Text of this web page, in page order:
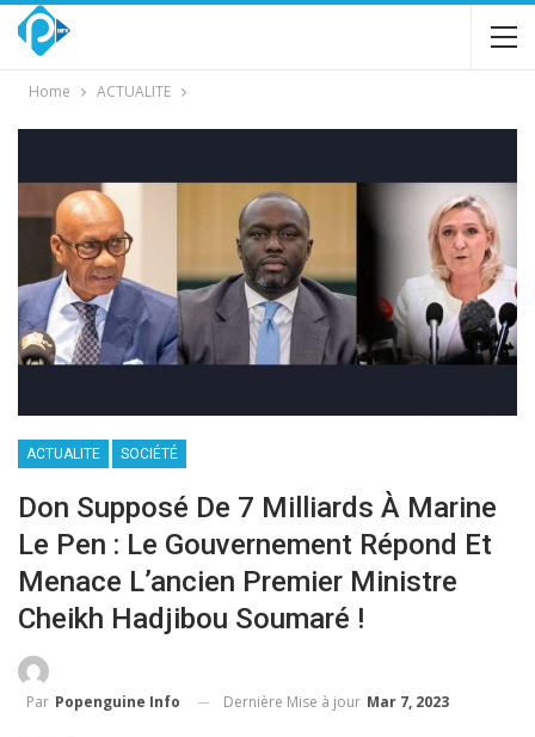
Home ACTUALITE
ACTUALITE SOCIÉTÉ
Don Supposé De 7 Milliards À Marine
Le Pen : Le Gouvernement Répond Et
Menace L’ancien Premier Ministre
Cheikh Hadjibou Soumaré !
Par Popenguine Info Dernière Mise à jour Mar 7, 2023